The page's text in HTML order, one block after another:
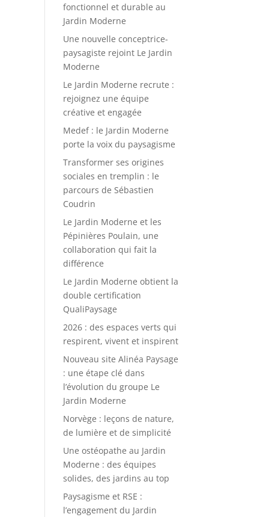
fonctionnel et durable au
Jardin Moderne
Une nouvelle conceptrice-
paysagiste rejoint Le Jardin
Moderne
Le Jardin Moderne recrute :
rejoignez une équipe
créative et engagée
Medef : le Jardin Moderne
porte la voix du paysagisme
Transformer ses origines
sociales en tremplin : le
parcours de Sébastien
Coudrin
Le Jardin Moderne et les
Pépinières Poulain, une
collaboration qui fait la
différence
Le Jardin Moderne obtient la
double certification
QualiPaysage
2026 : des espaces verts qui
respirent, vivent et inspirent
Nouveau site Alinéa Paysage
: une étape clé dans
l’évolution du groupe Le
Jardin Moderne
Norvège : leçons de nature,
de lumière et de simplicité
Une ostéopathe au Jardin
Moderne : des équipes
solides, des jardins au top
Paysagisme et RSE :
l’engagement du Jardin